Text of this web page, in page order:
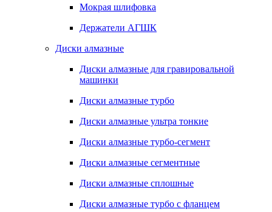
Мокрая шлифовка
Держатели АГШК
Диски алмазные
Диски алмазные для гравировальной
машинки
Диски алмазные турбо
Диски алмазные ультра тонкие
Диски алмазные турбо-сегмент
Диски алмазные сегментные
Диски алмазные сплошные
Диски алмазные турбо с фланцем